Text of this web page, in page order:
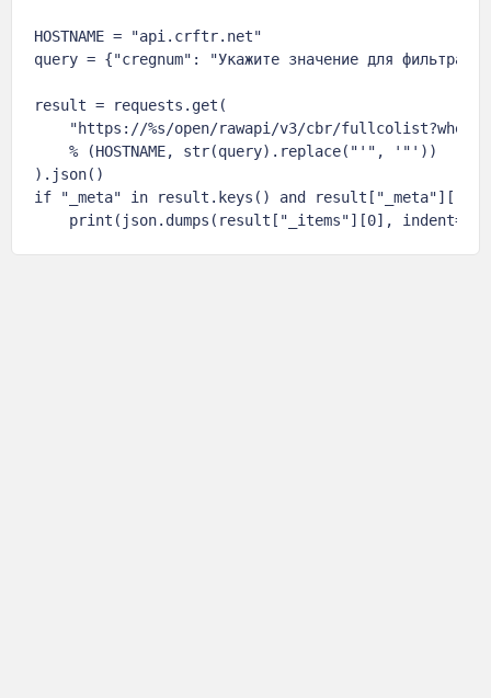
HOSTNAME = "api.crftr.net"
query = {"cregnum": "Укажите значение для фильтра"}
result = requests.get(
"https://%s/open/rawapi/v3/cbr/
    % (HOSTNAME, str(query).replace("'", '"'))
).json()
if "_meta" in result.keys() and
print(json.dumps(result["_items"][0], indent=4,